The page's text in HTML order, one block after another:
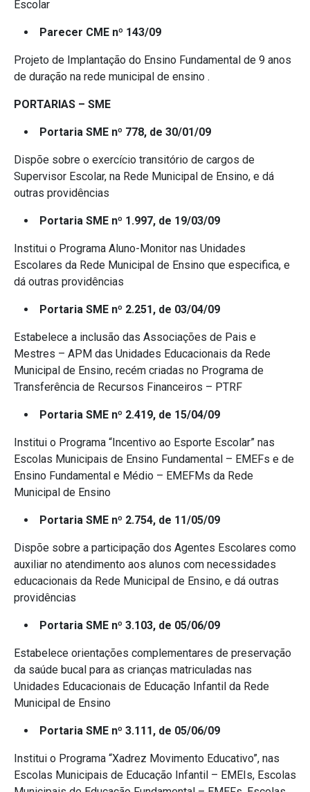
Escolar
Parecer CME nº 143/09
Projeto de Implantação do Ensino Fundamental de 9 anos
de duração na rede municipal de ensino .
PORTARIAS – SME
Portaria SME nº 778, de 30/01/09
Dispõe sobre o exercício transitório de cargos de
Supervisor Escolar, na Rede Municipal de Ensino, e dá
outras providências
Portaria SME nº 1.997, de 19/03/09
Institui o Programa Aluno-Monitor nas Unidades
Escolares da Rede Municipal de Ensino que especifica, e
dá outras providências
Portaria SME nº 2.251, de 03/04/09
Estabelece a inclusão das Associações de Pais e
Mestres – APM das Unidades Educacionais da Rede
Municipal de Ensino, recém criadas no Programa de
Transferência de Recursos Financeiros – PTRF
Portaria SME nº 2.419, de 15/04/09
Institui o Programa “Incentivo ao Esporte Escolar” nas
Escolas Municipais de Ensino Fundamental – EMEFs e de
Ensino Fundamental e Médio – EMEFMs da Rede
Municipal de Ensino
Portaria SME nº 2.754, de 11/05/09
Dispõe sobre a participação dos Agentes Escolares como
auxiliar no atendimento aos alunos com necessidades
educacionais da Rede Municipal de Ensino, e dá outras
providências
Portaria SME nº 3.103, de 05/06/09
Estabelece orientações complementares de preservação
da saúde bucal para as crianças matriculadas nas
Unidades Educacionais de Educação Infantil da Rede
Municipal de Ensino
Portaria SME nº 3.111, de 05/06/09
Institui o Programa “Xadrez Movimento Educativo”, nas
Escolas Municipais de Educação Infantil – EMEIs, Escolas